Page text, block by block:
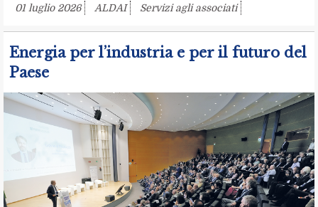
01 luglio 2026 ALDAI Servizi agli associati
Energia per l’industria e per il futuro del
Paese